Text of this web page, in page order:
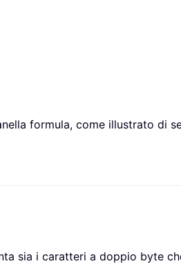
nella formula, come illustrato di
sia i caratteri a doppio byte